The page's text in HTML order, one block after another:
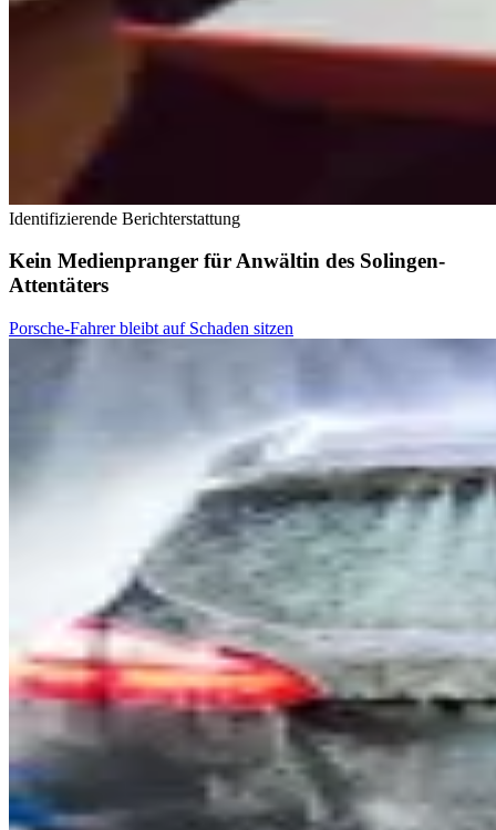
Identifizierende Berichterstattung
Kein Medienpranger für Anwältin des Solingen-
Attentäters
Porsche-Fahrer bleibt auf Schaden sitzen